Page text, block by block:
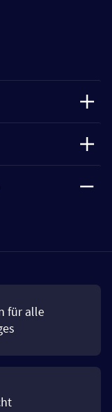
für alle